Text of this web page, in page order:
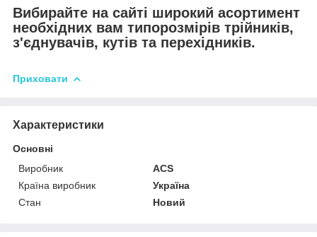
Вибирайте на сайті широкий асортимент
необхідних вам типорозмірів трійників,
з'єднувачів, кутів та перехідників.
Приховати
Характеристики
Основні
Виробник
ACS
Країна виробник
Україна
Стан
Новий